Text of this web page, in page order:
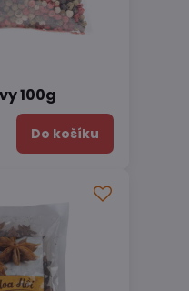
100g
Do košíku